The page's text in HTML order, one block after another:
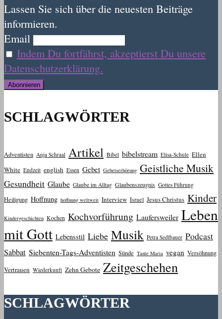
Lassen Sie sich über die neuesten Beiträge
informieren.
Email
Indem Du fortfährst, akzeptierst Du unsere
Datenschutzerklärung.
SCHLAGWÖRTER
Adventisten Anja Schraal Artikel Bibel bibelstream Elisa-Schule Ellen
White Endzeit english Essen Gebet Gebetserhörung Geistliche Musik
Gesundheit Glaube Glaube im Alltag Glaubenszeugnis Gottes Führung
Heiligung Hoffnung hoffnung weltweit Interview Israel Jesus Christus Kinder
Kindergeschichten Kochen Kochvorführung Laufersweiler Leben
mit Gott Lebensstil Liebe Musik Petra Sedlbauer Podcast
Sabbat Siebenten-Tags-Adventisten Sünde Tante Maria vegan Versöhnung
Vertrauen Wiederkunft Zehn Gebote Zeitgeschehen
SCHLAGWÖRTER